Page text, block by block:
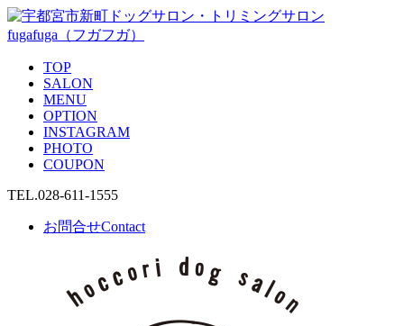
TOP
SALON
MENU
OPTION
INSTAGRAM
PHOTO
COUPON
TEL.028-611-1555
お問合せContact